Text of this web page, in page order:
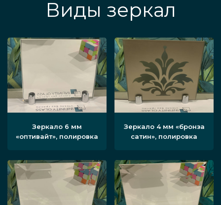
Виды зеркал
Зеркало 6 мм
«оптивайт», полировка
Зеркало 4 мм «бронза
сатин», полировка